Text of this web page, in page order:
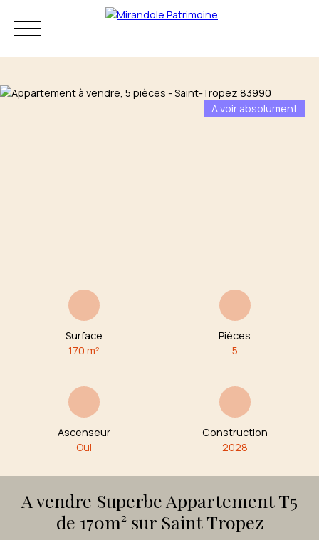
A voir absolument
Surface
170m²
Pièces
5
Ascenseur
Oui
Construction
2028
A vendre Superbe Appartement T5
de 170m² sur Saint Tropez